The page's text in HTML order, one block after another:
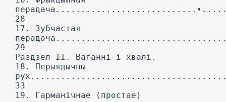
28
17. Зубчастая
29
Раздзел II. Ваганні і хвалі.
18. Перыядычны
33
19. Гарманічнае (простае)